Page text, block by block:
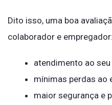
Dito isso, uma boa
colaborador e empregador:
atendimento ao
mínimas perdas ao
maior segurança e